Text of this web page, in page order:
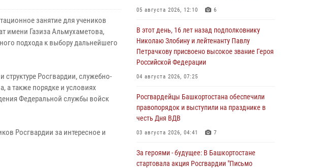
занятие для учеников
имени Газиза Альмухаметова,
подхода к выбору дальнейшего
структуре Росгвардии, служебно-
а также порядке и условиях
Федеральной службы войск
Росгвардии за интересное и
05 августа 2026, 12:10 6
В этот день, 16 лет назад подполковнику
Николаю Злобину и лейтенанту Павлу
Петрачкову присвоено высокое звание Героя
Российской Федерации
04 августа 2026, 07:25
Росгвардейцы Башкортостана обеспечили
правопорядок и выступили на празднике в
честь Дня ВДВ
03 августа 2026, 04:41 7
За героями - будущее: В Башкортостане
стартовала акция Росгвардии "Письмо